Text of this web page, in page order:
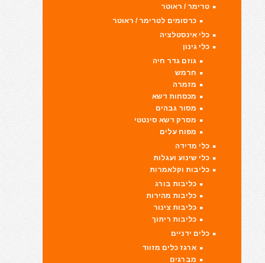
טרימר / ראוטר
כרסומים לטרימר / ראוטר
כלי אינסטלציה
כלי גינון
גוזם גדר חיה
חרמש
מזמרה
מכסחות דשא
מסור גבהים
מסרק דשא סינטטי
מפוח עלים
כלי מדידה
כלי שינוע ועגלות
כליבות וקלאמרות
כליבות בורג
כליבות מהירות
כליבות צינור
כליבות ריתוך
כלים ידניים
ארגז כלים מזווד
מברגים